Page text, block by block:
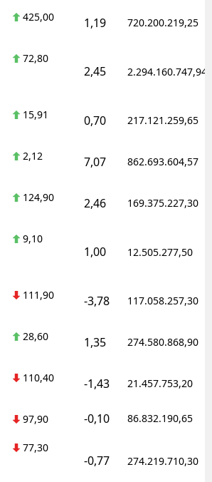
425,00 1,19 720.200.219,25
72,80
2,45 2.294.160.747,94
15,91 0,70 217.121.259,65
2,12 7,07 862.693.604,57
124,90 2,46 169.375.227,30
9,10
1,00 12.505.277,50
111,90 -3,78 117.058.257,30
28,60 1,35 274.580.868,90
110,40 -1,43 21.457.753,20
97,90 -0,10 86.832.190,65
77,30
-0,77 274.219.710,30